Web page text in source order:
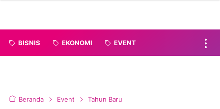
BISNIS EKONOMI EVENT
Beranda Event Tahun Baru